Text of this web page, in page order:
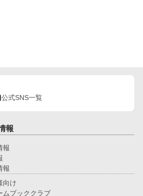
公式SNS一覧
報
報
報
向け
ムブッククラブ